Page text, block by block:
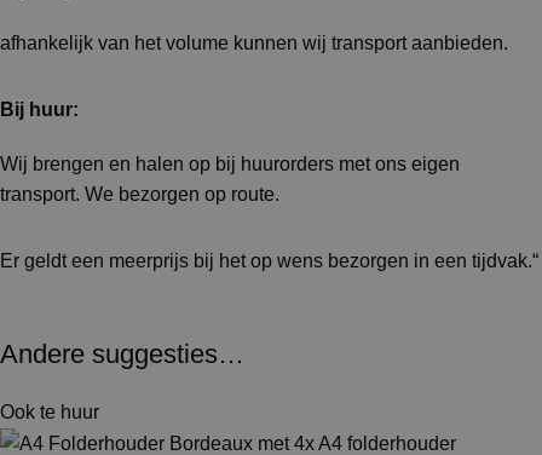
afhankelijk van het volume kunnen wij transport aanbieden.
Bij huur:
Wij brengen en halen op bij huurorders met ons eigen
transport. We bezorgen op route.
Er geldt een meerprijs bij het op wens bezorgen in een tijdvak.“
Andere suggesties…
Ook te huur